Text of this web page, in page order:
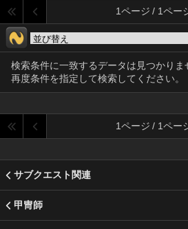
1ページ / 1ペー
検索条件に一致するデータは見つかりま
再度条件を指定して検索してください。
1ページ / 1ペー
サブクエスト関連
甲冑師